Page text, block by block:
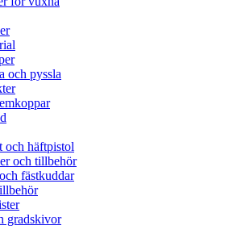
och pyssla
och häftpistol
och tillbehör
fästkuddar
gradskivor